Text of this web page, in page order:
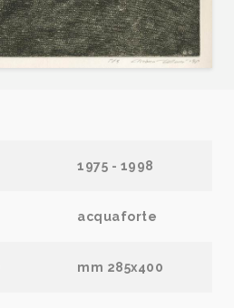
1975 - 1998
acquaforte
mm 285x400